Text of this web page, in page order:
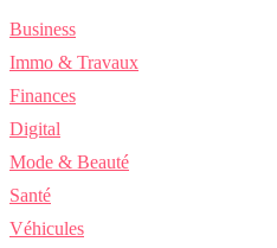
Business
Immo & Travaux
Finances
Digital
Mode & Beauté
Santé
Véhicules